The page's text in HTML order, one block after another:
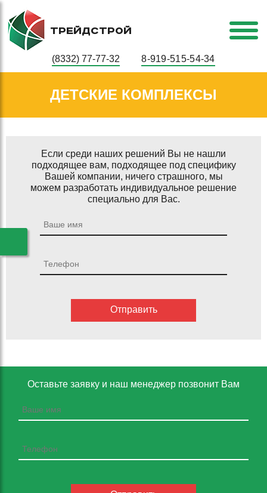
ТРЕЙДСТРОЙ
(8332) 77-77-32 8-919-515-54-34
ДЕТСКИЕ КОМПЛЕКСЫ
Если среди наших решений Вы не нашли
подходящее вам, подходящее под специфику
Вашей компании, ничего страшного, мы
можем разработать индивидуальное решение
специально для Вас.
Оставьте заявку и наш менеджер позвонит Вам